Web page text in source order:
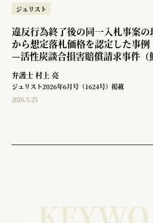
ジュリスト
違反行為終了後の同一入札事案
から想定落札価格を認定した事例
—活性炭談合損害賠償請求事件（
弁護士 村上 亮
ジュリスト2026年6月号（1624号）掲載
2026.5.25